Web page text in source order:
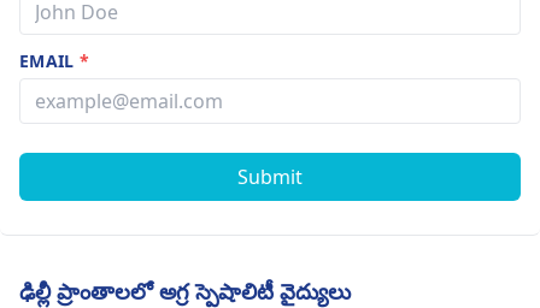
EMAIL*
Submit
ఢిల్లీ ప్రాంతాలలో అగ్ర స్పెషాలిటీ వైద్యులు